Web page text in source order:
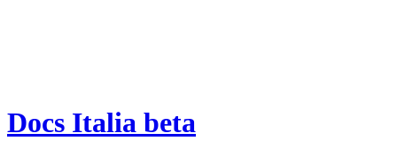
Docs Italia beta